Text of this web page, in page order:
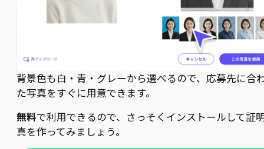
背景色も白・青・グレーから選べるので、応募先に合
た写真をすぐに用意できます。
無料で利用できるので、さっそくインストールして証
真を作ってみましょう。